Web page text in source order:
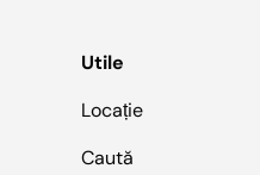
Utile
Locație
Caută